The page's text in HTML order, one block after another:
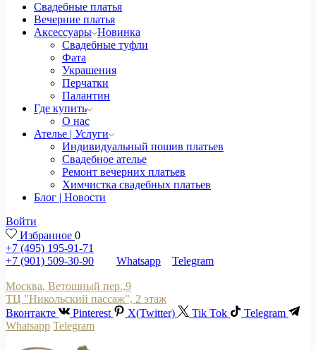
Свадебные платья
Вечерние платья
Аксессуары Новинка
Свадебные туфли
Фата
Украшения
Перчатки
Палантин
Где купить
О нас
Ателье | Услуги
Индивидуальный пошив платьев
Свадебное ателье
Ремонт вечерних платьев
Химчистка свадебных платьев
Блог | Новости
Войти
Избранное 0
+7 (495) 195-91-71
+7 (901) 509-30-90
Whatsapp Telegram
Москва, Ветошный пер.,9
ТЦ "Никольский пассаж", 2 этаж
Вконтакте
Pinterest X(Twitter) Tik Tok
Telegram
Whatsapp Telegram